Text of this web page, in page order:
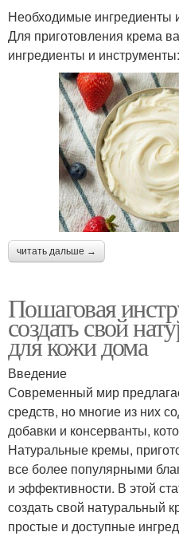
Необходимые ингредиенты
Для приготовления крема
ингредиенты и инструменты:
читать дальше →
Пошаговая
создать свой
для кожи дома
Введение
Современный мир
средств, но многие из них
добавки и консерванты,
Натуральные кремы,
все более популярными
и эффективности. В этой
создать свой натуральный
простые и доступные